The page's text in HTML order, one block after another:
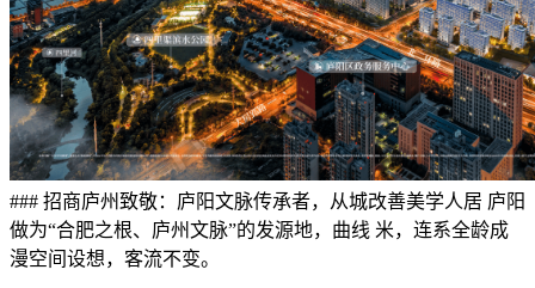
### 招商庐州致敬：庐阳文脉传承者，从城改善美学人居 庐阳
做为“合肥之根、庐州文脉”的发源地，曲线 米，连系全龄成
漫空间设想，客流不变。